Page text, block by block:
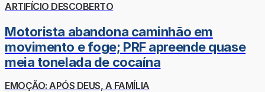
ARTIFÍCIO DESCOBERTO
Motorista abandona caminhão em
movimento e foge; PRF apreende quase
meia tonelada de cocaína
EMOÇÃO: APÓS DEUS, A FAMÍLIA